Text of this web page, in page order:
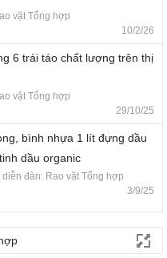
vặt Tổng hợp
10/2/26
6 trái táo chất lượng trên thị
vặt Tổng hợp
29/10/25
bình nhựa 1 lít đựng dầu
dầu organic
diễn đàn: Rao vặt Tổng hợp
3/9/25